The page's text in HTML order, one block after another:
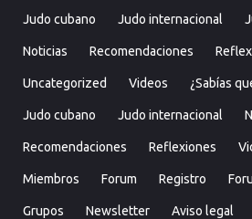
Judo cubano Judo internacional
Noticias Recomendaciones
Uncategorized Videos ¿Sabías
Judo cubano Judo internacional
Recomendaciones Reflexiones
Miembros Forum Registro
Grupos Newsletter Aviso legal